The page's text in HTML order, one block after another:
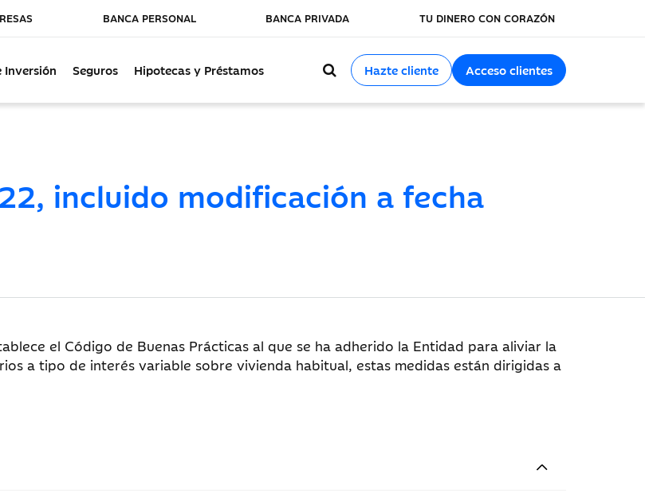
BANCA PERSONAL BANCA PRIVADA TU DINERO CON CORAZÓN
Inversión Seguros Hipotecas y Préstamos Hazte cliente Acceso clientes
incluido modificación a fecha
el Código de Buenas Prácticas al que se ha adherido la Entidad para aliviar la
a tipo de interés variable sobre vivienda habitual, estas medidas están dirigidas a